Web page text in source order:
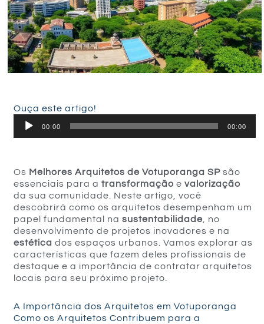
Ouça este artigo!
Tocador
de
00:00 00:00
Os Melhores Arquitetos de Votuporanga SP são
essenciais para atransformação evalorização
da sua comunidade. Neste artigo, você
descobrirá como os arquitetos desempenham um
papel fundamental nasustentabilidade , no
desenvolvimento de projetos inovadores e na
estética dos espaços urbanos. Vamos explorar as
características que fazem deles profissionais de
destaque e a importância de contratar arquitetos
locais para seu próximo projeto.
A Importância dos Arquitetos em Votuporanga
Como os Arquitetos Contribuem para a